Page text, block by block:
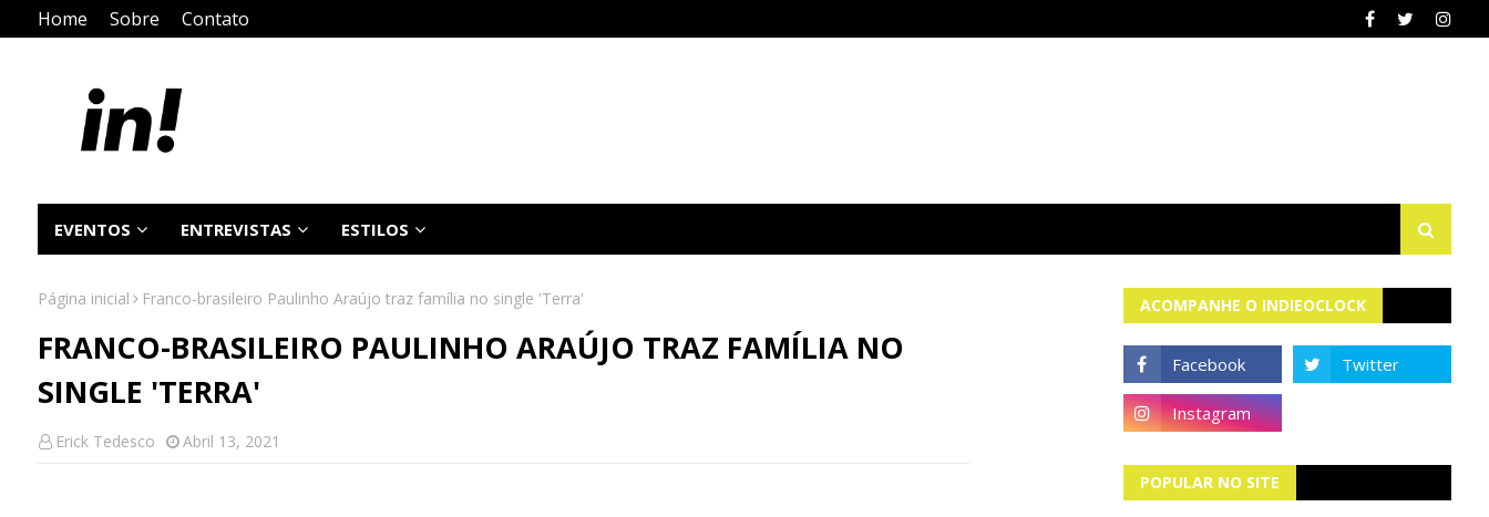
Home Sobre Contato
EVENTOS ENTREVISTAS ESTILOS
Página inicial Franco-brasileiro Paulinho Araújo traz família no single 'Terra'
FRANCO-BRASILEIRO PAULINHO ARAÚJO TRAZ FAMÍLIA NO
SINGLE 'TERRA'
Erick Tedesco Abril 13, 2021
ACOMPANHE O INDIEOCLOCK
POPULAR NO SITE